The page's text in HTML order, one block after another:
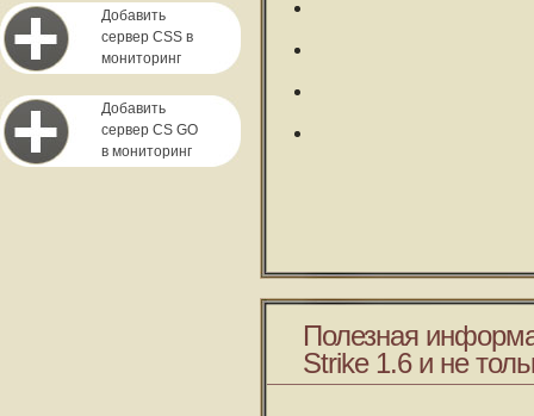
Добавить
сервер CSS в
мониторинг
Добавить
сервер CS GO
в мониторинг
Полезная
Strike 1.6 и не